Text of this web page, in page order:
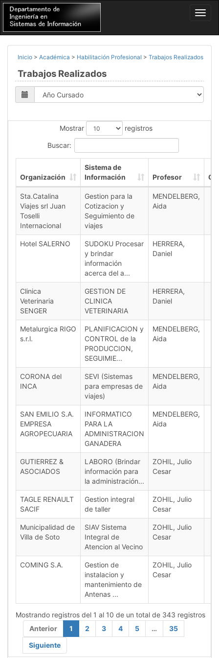
Inicio > Académica > Habilitación Profesional > Trabajos Realizados
Trabajos Realizados
Mostrar registros
Buscar:
Organización
Sistema de
Información
Profesor
Sta.Catalina
Viajes srl Juan
Toselli
Internacional
Gestion para la
Cotizacion y
Seguimiento de
viajes
MENDELBERG,
Aida
Hotel SALERNO
SUDOKU Procesar
y brindar
información
acerca del a...
HERRERA,
Daniel
Clinica
Veterinaria
SENGER
GESTION DE
CLINICA
VETERINARIA
HERRERA,
Daniel
Metalurgica RIGO
s.r.l.
PLANIFICACION y
CONTROL de la
PRODUCCION,
SEGUIMIE...
MENDELBERG,
Aida
CORONA del
INCA
SEVI (Sistemas
para empresas de
viajes)
MENDELBERG,
Aida
SAN EMILIO S.A.
EMPRESA
AGROPECUARIA
INFORMATICO
PARA LA
ADMINISTRACION
GANADERA
MENDELBERG,
Aida
GUTIERREZ &
ASOCIADOS
LABORO (Brindar
información para
la administración...
ZOHIL, Julio
Cesar
TAGLE RENAULT
SACIF
Gestion integral
de taller
ZOHIL, Julio
Cesar
Municipalidad de
Villa de Soto
SIAV Sistema
Integral de
Atencion al Vecino
ZOHIL, Julio
Cesar
COMING S.A.
Gestion de
instalacion y
mantenimiento de
Antenas ...
ZOHIL, Julio
Cesar
Mostrando registros del 1 al 10 de un total de 343 registros
Anterior
1 2 3 4 5 …
35
Siguiente